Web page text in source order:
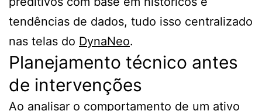
tendências de dados, tudo isso centralizado
nas telas do DynaNeo.
Planejamento técnico antes
de intervenções
Ao analisar o comportamento de um ativo